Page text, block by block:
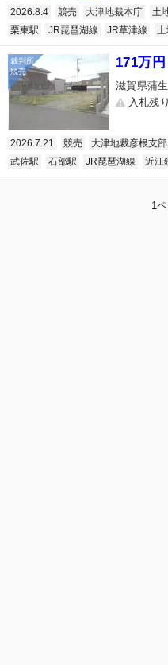
2026.8.4 競売 大津地裁本庁 土
栗東駅
JR琵琶湖線 JR草津線 土
171万
滋賀県蒲
入札残
2026.7.21 競売 大津地裁彦根支部
武佐駅
石部駅 JR琵琶湖線 近江
1